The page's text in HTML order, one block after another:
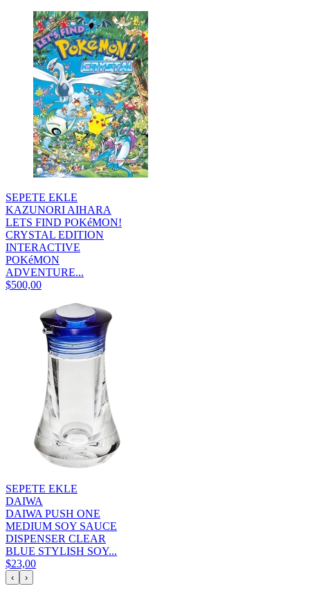
SEPETE EKLE
KAZUNORI AIHARA
LETS FIND POKéMON!
CRYSTAL EDITION
INTERACTIVE
POKéMON
ADVENTURE...
$500,00
SEPETE EKLE
DAIWA
DAIWA PUSH ONE
MEDIUM SOY SAUCE
DISPENSER CLEAR
BLUE STYLISH SOY...
$23,00
‹ ›